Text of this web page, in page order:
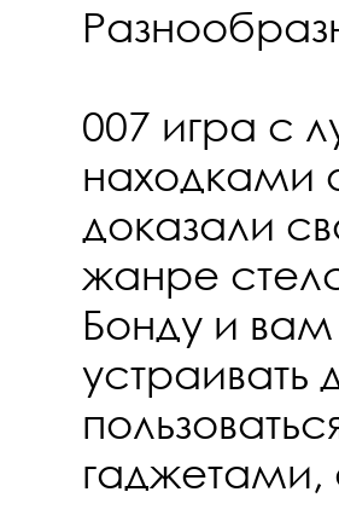
007 игра с
находками
доказали
жанре
Бонду и
устраивать
гаджетами,